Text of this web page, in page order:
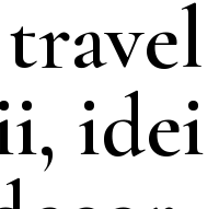
idei